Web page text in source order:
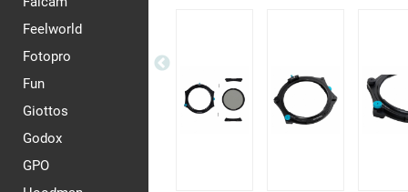
Feelworld
Fotopro
Fun
Giottos
Godox
GPO